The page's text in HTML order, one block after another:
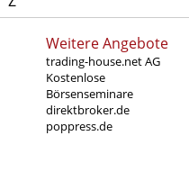
Weitere Angebote
trading-house.net AG
Kostenlose
Börsenseminare
direktbroker.de
poppress.de